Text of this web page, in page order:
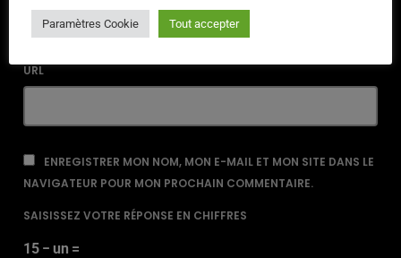
URL
ENREGISTRER MON NOM, MON E-MAIL ET MON SITE DANS LE
NAVIGATEUR POUR MON PROCHAIN COMMENTAIRE.
SAISISSEZ VOTRE RÉPONSE EN CHIFFRES
15 − un =
Paramètres Cookie Tout accepter